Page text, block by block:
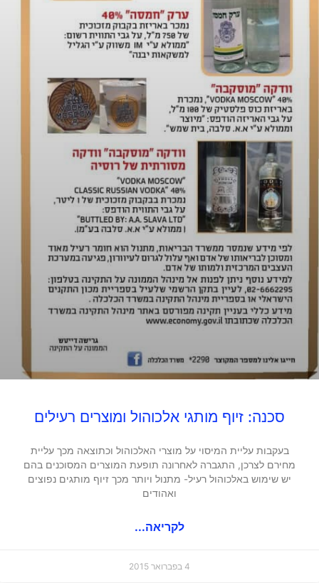
סכנה: זיוף מותגי אלכוהול ומוצרים רעילים
בעקבות עליית המיסוי על מוצרי האלכוהול וכתוצאה מכך עליית
מחירם לצרכן, התגברה לאחרונה תופעת המוצרים המסוכנים בהם
יש שימוש באלכוהול רעיל- מתנול ויותר מכך זיוף מותגים נפוצים
ואהודים
לקריאה...
4 בפברואר 2015